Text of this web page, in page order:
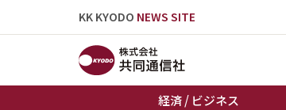
KK KYODO NEWS SITE
経済 / ビジネス